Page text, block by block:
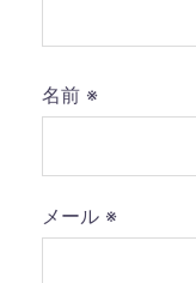
名前 ※
メール ※